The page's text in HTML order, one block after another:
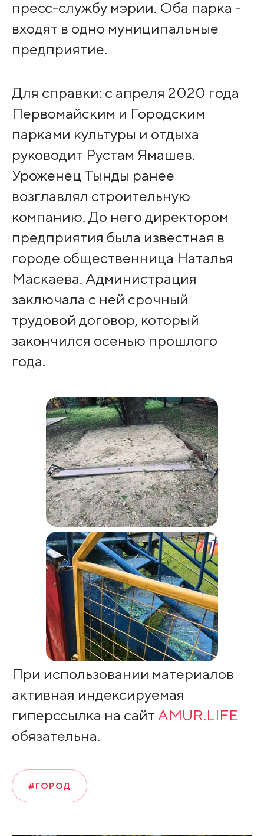
пресс-службу мэрии. Оба парка -
входят в одно муниципальные
предприятие.
Для справки: с апреля 2020 года
Первомайским и Городским
парками культуры и отдыха
руководит Рустам Ямашев.
Уроженец Тынды ранее
возглавлял строительную
компанию. До него директором
предприятия была известная в
городе общественница Наталья
Маскаева. Администрация
заключала с ней срочный
трудовой договор, который
закончился осенью прошлого
года.
При использовании материалов
активная индексируемая
гиперссылка на сайт AMUR.LIFE
обязательна.
#ГОРОД